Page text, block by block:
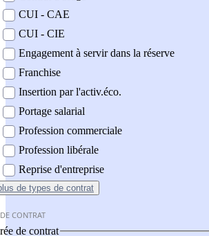
CUI - CAE
CUI - CIE
Engagement à servir dans la réserve
Franchise
Insertion par l'activ.éco.
Portage salarial
Profession commerciale
Profession libérale
Reprise d'entreprise
de types de contrat
CONTRAT
de contrat